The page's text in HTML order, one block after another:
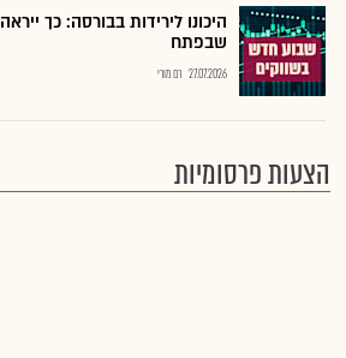
היכונו לירידות בבורסה: כך
שבפתח
27.07.2026 רם מורי
הצעות פרסומיות